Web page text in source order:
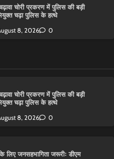
चोरी प्रकरण में पुलिस की बड़ी
चढ़ा पुलिस के हत्थे
8, 2026 0
चोरी प्रकरण में पुलिस की बड़ी
चढ़ा पुलिस के हत्थे
8, 2026 0
लिए जनसहभागिता जरूरीः डीएम